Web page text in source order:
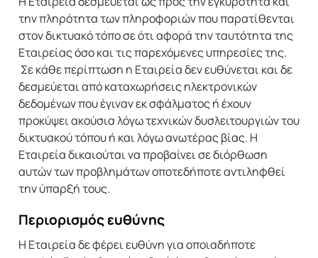
την πληρότητα των πληροφοριών που παρατίθενται
στον δικτυακό τόπο σε ότι αφορά την ταυτότητα της
Εταιρείας όσο και τις παρεχόμενες υπηρεσίες της.
Σε κάθε περίπτωση η Εταιρεία δεν ευθύνεται και δε
δεσμεύεται από καταχωρήσεις ηλεκτρονικών
δεδομένων που έγιναν εκ σφάλματος ή έχουν
προκύψει ακούσια λόγω τεχνικών δυσλειτουργιών του
δικτυακού τόπου ή και λόγω ανωτέρας βίας. Η
Εταιρεία δικαιούται να προβαίνει σε διόρθωση
αυτών των προβλημάτων οποτεδήποτε αντιληφθεί
την ύπαρξή τους.
Περιορισμός ευθύνης
Η Εταιρεία δε φέρει ευθύνη για οποιαδήποτε